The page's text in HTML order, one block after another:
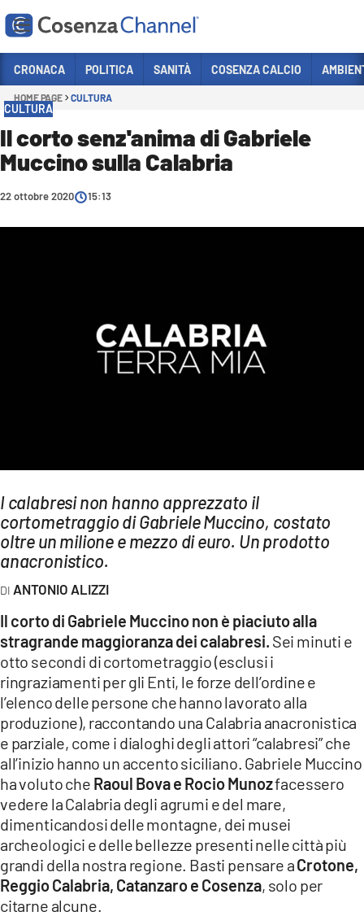
Sezioni
POLITICA
LAC NETWORK
LAC ONAIR
LaC
Network
LACPLAY.IT
LACTV.IT
LACONAIR.IT
LACITYMAG.IT
ILREGGINO.IT
COSENZACHANNEL.IT
ILVIBONESE.IT
CATANZAROCHANNEL.IT
LACAPITALENEWS.IT
App
ANDROID
CRONACA POLITICA SANITÀ COSENZA CALCIO
HOME PAGE CULTURA
CULTURA
Il corto senz'anima di Gabriele
Muccino sulla Calabria
22 ottobre 2020 15:13
I calabresi non hanno apprezzato il
cortometraggio di Gabriele Muccino, costato
oltre un milione e mezzo di euro. Un prodotto
anacronistico.
ANTONIO ALIZZI
Il corto di Gabriele Muccino non è piaciuto alla
stragrande maggioranza dei calabresi. Sei minuti e
otto secondi di cortometraggio (esclusi i
ringraziamenti per gli Enti, le forze dell’ordine e
l’elenco delle persone che hanno lavorato alla
produzione), raccontando una Calabria anacronistica
e parziale, come i dialoghi degli attori “calabresi” che
all’inizio hanno un accento siciliano. Gabriele Muccino
ha voluto che Raoul Bova e Rocio Munozfacessero
vedere la Calabria degli agrumi e del mare,
dimenticandosi delle montagne, dei musei
archeologici e delle bellezze presenti nelle città più
grandi della nostra regione. Basti pensare aCrotone,
Reggio Calabria, Catanzaro e Cosenza, solo per
citarne alcune.